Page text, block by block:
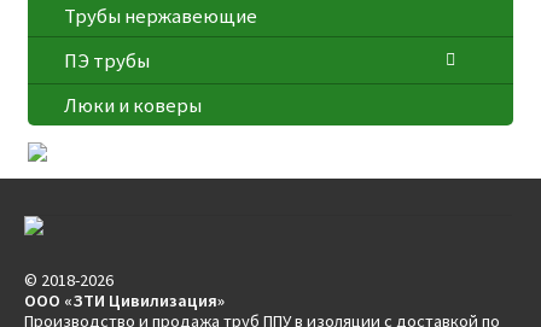
Трубы нержавеющие
ПЭ трубы
Люки и коверы
© 2018-2026
ООО «ЗТИ Цивилизация»
Производство и продажа труб ППУ в изоляции с доставкой по